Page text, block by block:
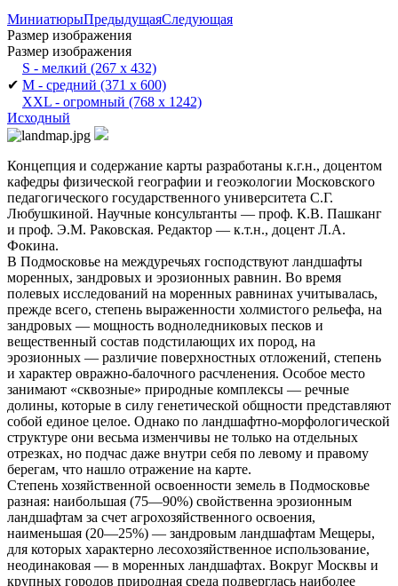
МиниатюрыПредыдущаяСледующая
Размер изображения
Размер изображения
S - мелкий (267 x 432)
✔ M - средний (371 x 600)
XXL - огромный (768 x 1242)
Исходный
Концепция и содержание карты разработаны к.г.н., доцентом
кафедры физической географии и геоэкологии Московского
педагогического государственного университета С.Г.
Любушкиной. Научные консультанты — проф. К.В. Пашканг
и проф. Э.М. Раковская. Редактор — к.т.н., доцент Л.А.
Фокина.
В Подмосковье на междуречьях господствуют ландшафты
моренных, зандровых и эрозионных равнин. Во время
полевых исследований на моренных равнинах учитывалась,
прежде всего, степень выраженности холмистого рельефа, на
зандровых — мощность водноледниковых песков и
вещественный состав подстилающих их пород, на
эрозионных — различие поверхностных отложений, степень
и характер овражно-балочного расчленения. Особое место
занимают «сквозные» природные комплексы — речные
долины, которые в силу генетической общности представляют
собой единое целое. Однако по ландшафтно-морфологической
структуре они весьма изменчивы не только на отдельных
отрезках, но подчас даже внутри себя по левому и правому
берегам, что нашло отражение на карте.
Степень хозяйственной освоенности земель в Подмосковье
разная: наибольшая (75—90%) свойственна эрозионным
ландшафтам за счет агрохозяйственного освоения,
наименьшая (20—25%) — зандровым ландшафтам Мещеры,
для которых характерно лесохозяйственное использование,
неодинаковая — в моренных ландшафтах. Вокруг Москвы и
крупных городов природная среда подверглась наиболее